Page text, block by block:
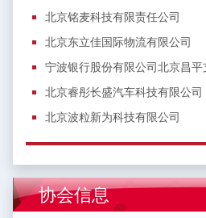
北京铭麦科技有限责任公司
北京东立佳国际物流有限公司
宁波银行股份有限公司北京昌平
北京睿彤长盛汽车科技有限公司
北京波粒新为科技有限公司
协会信息